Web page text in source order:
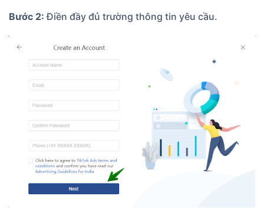
Bước 2: Điền đầy đủ trường thông tin yêu cầu.